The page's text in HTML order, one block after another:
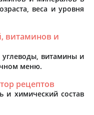
веса и уровня
витаминов и
витамины и
меню.
рецептов
и химический состав